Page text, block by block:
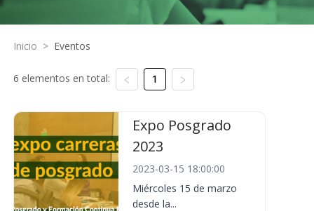
Inicio > Eventos
6 elementos en total: 1
Expo Posgrado
2023
2023-03-15 18:00:00
Miércoles 15 de marzo
desde la...